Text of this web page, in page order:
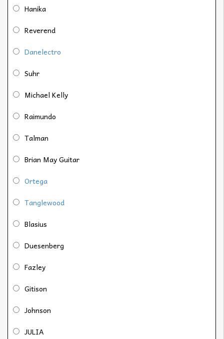
Hanika
Reverend
Danelectro
Suhr
Michael Kelly
Raimundo
Talman
Brian May Guitar
Ortega
Tanglewood
Blasius
Duesenberg
Fazley
Gitison
Johnson
JULIA